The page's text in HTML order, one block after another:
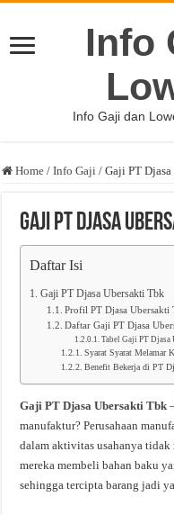
Info
Info Gaji dan
Home / Info Gaji / Gaji PT
Gaji PT Djasa
Daftar Isi
Gaji PT Djasa Ubersakti Tbk
Profil PT Djasa Ubersakti
Daftar Gaji PT Djasa
Tabel Gaji PT Djasa
Syarat Syarat Melamar
Benefit Bekerja di PT
Gaji PT Djasa Ubersakti Tbk
manufaktur? Perusahaan
dalam aktivitas usahanya
mereka membeli bahan baku
sehingga tercipta barang jadi